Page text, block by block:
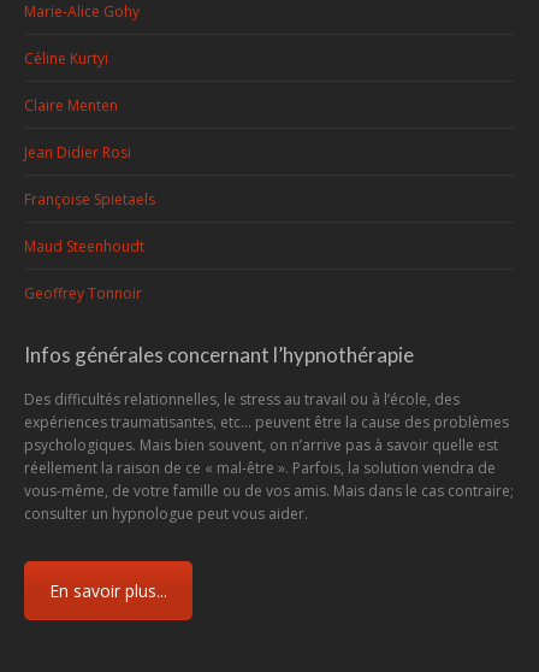
Marie-Alice Gohy
Céline Kurtyi
Claire Menten
Jean Didier Rosi
Françoise Spietaels
Maud Steenhoudt
Geoffrey Tonnoir
Infos générales concernant l’hypnothérapie
Des difficultés relationnelles, le stress au travail ou à l’école, des
expériences traumatisantes, etc... peuvent être la cause des problèmes
psychologiques. Mais bien souvent, on n’arrive pas à savoir quelle est
réellement la raison de ce « mal-être ». Parfois, la solution viendra de
vous-même, de votre famille ou de vos amis. Mais dans le cas contraire;
consulter un hypnologue peut vous aider.
En savoir plus...